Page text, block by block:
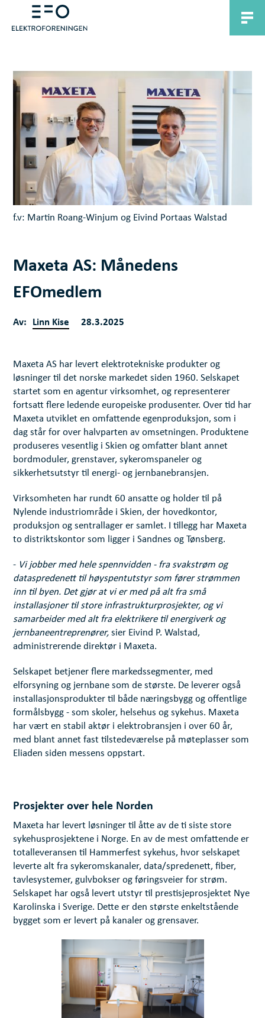
f.v: Martin Roang-Winjum og Eivind Portaas Walstad
Maxeta AS: Månedens
EFOmedlem
Av: Linn Kise 28.3.2025
Maxeta AS har levert elektrotekniske produkter og
løsninger til det norske markedet siden 1960. Selskapet
startet som en agentur virksomhet, og representerer
fortsatt flere ledende europeiske produsenter. Over tid har
Maxeta utviklet en omfattende egenproduksjon, som i
dag står for over halvparten av omsetningen. Produktene
produseres vesentlig i Skien og omfatter blant annet
bordmoduler, grenstaver, sykeromspaneler og
sikkerhetsutstyr til energi- og jernbanebransjen.
Virksomheten har rundt 60 ansatte og holder til på
Nylende industriområde i Skien, der hovedkontor,
produksjon og sentrallager er samlet. I tillegg har Maxeta
to distriktskontor som ligger i Sandnes og Tønsberg.
- Vi jobber med hele spennvidden - fra svakstrøm og
dataspredenett til høyspentutstyr som fører strømmen
inn til byen. Det gjør at vi er med på alt fra små
installasjoner til store infrastrukturprosjekter, og vi
samarbeider med alt fra elektrikere til energiverk og
jernbaneentreprenører,sier Eivind P. Walstad,
administrerende direktør i Maxeta.
Selskapet betjener flere markedssegmenter, med
elforsyning og jernbane som de største. De leverer også
installasjonsprodukter til både næringsbygg og offentlige
formålsbygg - som skoler, helsehus og sykehus. Maxeta
har vært en stabil aktør i elektrobransjen i over 60 år,
med blant annet fast tilstedeværelse på møteplasser som
Eliaden siden messens oppstart.
Prosjekter over hele Norden
Maxeta har levert løsninger til åtte av de ti siste store
sykehusprosjektene i Norge. En av de mest omfattende er
totalleveransen til Hammerfest sykehus, hvor selskapet
leverte alt fra sykeromskanaler, data/spredenett, fiber,
tavlesystemer, gulvbokser og føringsveier for strøm.
Selskapet har også levert utstyr til prestisjeprosjektet Nye
Karolinska i Sverige. Dette er den største enkeltstående
bygget som er levert på kanaler og grensaver.